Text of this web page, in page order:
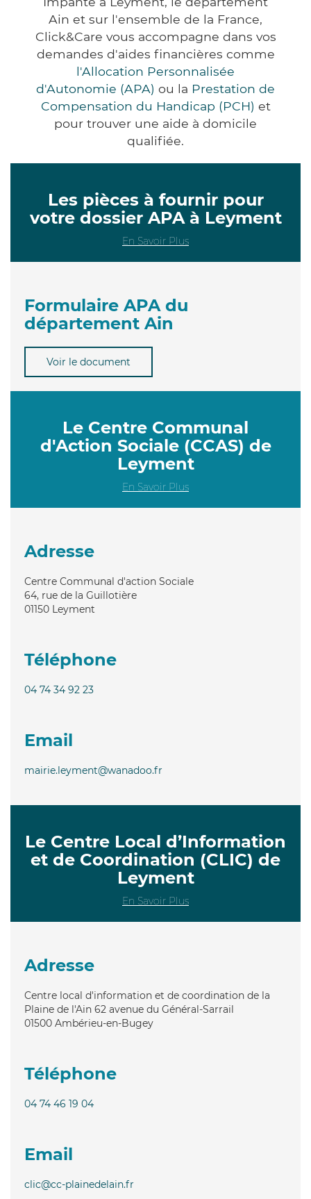
Ain et sur l'ensemble de la France,
Click&Care vous accompagne dans vos
demandes d'aides financières comme
l'Allocation Personnalisée
d'Autonomie (APA) ou la Prestation de
Compensation du Handicap (PCH) et
pour trouver une aide à domicile
qualifiée.
Les pièces à fournir pour
votre dossier APA à Leyment
En Savoir Plus
Formulaire APA du
département Ain
Voir le document
Le Centre Communal
d'Action Sociale (CCAS) de
Leyment
En Savoir Plus
Adresse
Centre Communal d'action Sociale
64, rue de la Guillotière
01150 Leyment
Téléphone
04 74 34 92 23
Email
mairie.leyment@wanadoo.fr
Le Centre Local d’Information
et de Coordination (CLIC) de
Leyment
En Savoir Plus
Adresse
Centre local d'information et de coordination de la
Plaine de l'Ain 62 avenue du Général-Sarrail
01500 Ambérieu-en-Bugey
Téléphone
04 74 46 19 04
Email
clic@cc-plainedelain.fr